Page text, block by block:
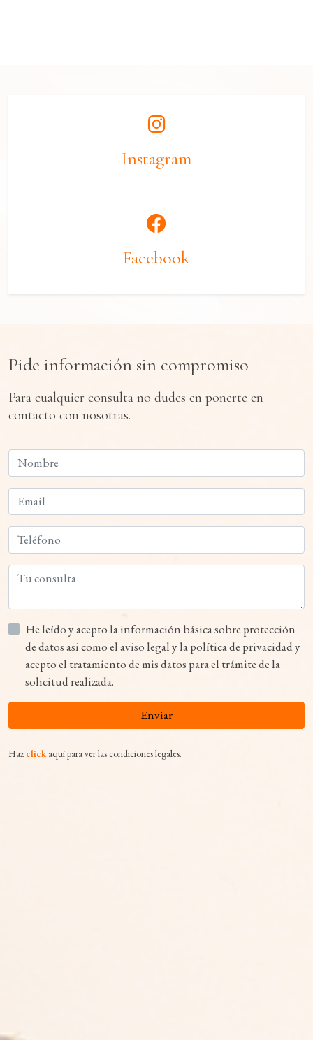
Instagram
Facebook
Pide información sin compromiso
Para cualquier consulta no dudes en ponerte en
contacto con nosotras.
He leído y acepto la información básica sobre protección
de datos asi como el aviso legal y la política de privacidad y
acepto el tratamiento de mis datos para el trámite de la
solicitud realizada.
Enviar
Haz clickaquí para ver las condiciones legales.